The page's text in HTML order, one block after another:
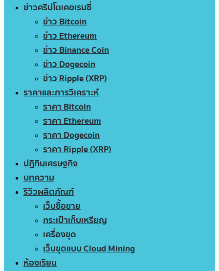
ข่าวคริปโตเคอเรนซี่
ข่าว Bitcoin
ข่าว Ethereum
ข่าว Binance Coin
ข่าว Dogecoin
ข่าว Ripple (XRP)
ราคาและการวิเคราะห์
ราคา Bitcoin
ราคา Ethereum
ราคา Dogecoin
ราคา Ripple (XRP)
ปฏิทินเศรษฐกิจ
บทความ
รีวิวผลิตภัณฑ์
เว็บซื้อขาย
กระเป๋าเก็บเหรียญ
เครื่องขุด
เว็บขุดแบบ Cloud Mining
ห้องเรียน